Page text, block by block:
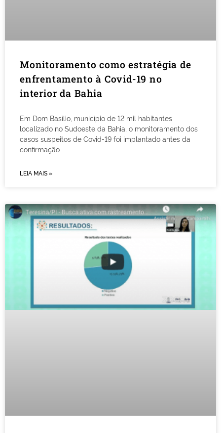
Monitoramento como estratégia de
enfrentamento à Covid-19 no
interior da Bahia
Em Dom Basílio, município de 12 mil habitantes
localizado no Sudoeste da Bahia, o monitoramento dos
casos suspeitos de Covid-19 foi implantado antes da
confirmação
LEIA MAIS »